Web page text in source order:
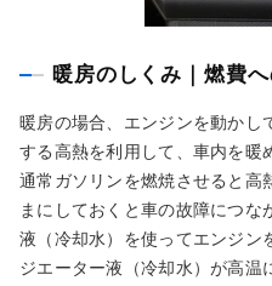
暖房のしくみ｜燃費へ
暖房の場合、エンジンを動かし
する高熱を利用して、車内を暖
通常ガソリンを燃焼させると高
まにしておくと車の故障につな
液（冷却水）を使ってエンジン
ジエーター液（冷却水）が高温